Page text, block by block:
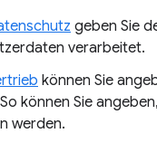
geben Sie
verarbeitet.
können Sie
können Sie
werden.